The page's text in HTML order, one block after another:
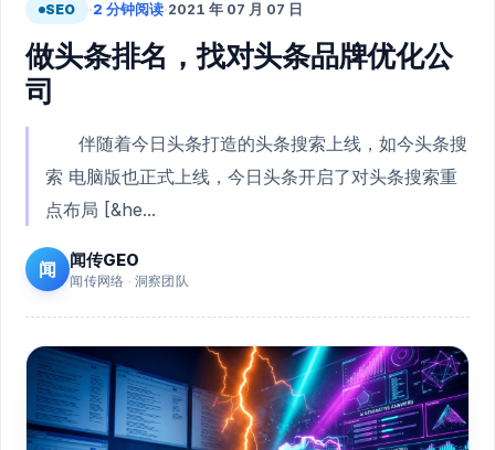
SEO ·2 分钟阅读·2021 年 07 月 07 日
做头条排名，找对头条品牌优化公
司
伴随着今日头条打造的头条搜索上线，如今头条搜
索 电脑版也正式上线，今日头条开启了对头条搜索重
点布局 [&he...
闻 闻传GEO
闻传网络 · 洞察团队